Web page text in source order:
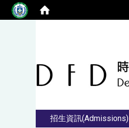
招生資訊(Admissions)